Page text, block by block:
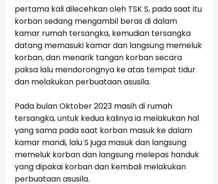
pertama kali dilecehkan oleh TSK S, pada saat itu
korban sedang mengambil beras di dalam
kamar rumah tersangka, kemudian tersangka
datang memasuki kamar dan langsung memeluk
korban, dan menarik tangan korban secara
paksa lalu mendorongnya ke atas tempat tidur
dan melakukan perbuataan asusila.
Pada bulan Oktober 2023 masih di rumah
tersangka, untuk kedua kalinya ia melakukan hal
yang sama pada saat korban masuk ke dalam
kamar mandi, lalu S juga masuk dan langsung
memeluk korban dan langsung melepas handuk
yang dipakai korban dan kembali melakukan
perbuataan asusila.